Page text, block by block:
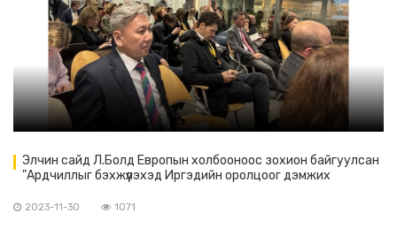
Элчин сайд Л.Болд Европын холбооноос зохион байгуулсан
"Ардчиллыг бэхжүүлэхэд Иргэдийн оролцоог дэмжих
2023-11-30 1071